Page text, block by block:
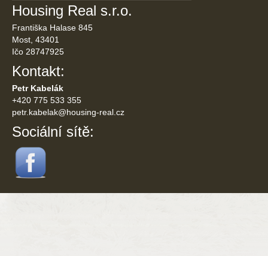
Housing Real s.r.o.
Františka Halase 845
Most, 43401
Ičo 28747925
Kontakt:
Petr Kabelák
+420 775 533 355
petr.kabelak@housing-real.cz
Sociální sítě: